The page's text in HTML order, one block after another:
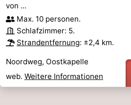
Cadzand
-
Natur
Zwin
Wetter
von ...
Max. 10 personen.
Schlafzimmer: 5.
Strandentfernung: ±2,4 km.
Noordweg, Oostkapelle
web. Weitere Informationen